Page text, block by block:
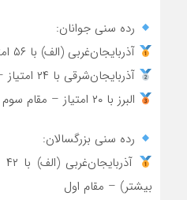
رده سنی جوانان:
آذربایجان‌غربی (الف) با ۵۶ امتیاز – مقام اول
آذربایجان‌شرقی با ۲۴ امتیاز – مقام دوم
البرز با ۲۰ امتیاز – مقام سوم
رده سنی بزرگسالان:
بیشتر) – مقام اول